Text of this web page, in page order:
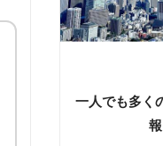
一人でも多く